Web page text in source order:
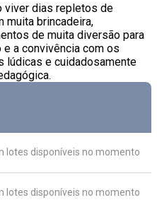
viver dias repletos de
muita brincadeira,
de muita diversão para
a convivência com os
lúdicas e cuidadosamente
lotes disponíveis no momento
lotes disponíveis no momento